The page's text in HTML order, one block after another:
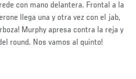
con mano delantera. Frontal a la
llega una y otra vez con el jab,
Murphy apresa contra la reja y
round. Nos vamos al quinto!